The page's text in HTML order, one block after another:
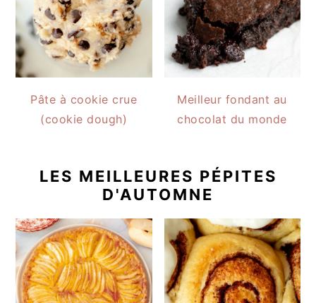
Pâte à cookie crue
(cookie dough)
Meilleur fondant au
chocolat du monde
LES MEILLEURES PÉPITES
D'AUTOMNE